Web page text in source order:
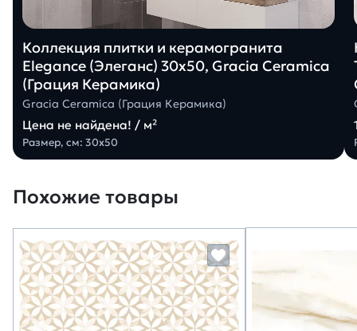
Коллекция плитки и керамогранита
Elegance (Элеганс) 30х50, Gracia Ceramica
(Грация Керамика)
Gracia Ceramica (Грация Керамика)
Цена не найдена! / м²
Размер, см: 30х50
Похожие товары